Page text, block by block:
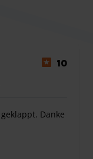
wordt ter
10
Danke